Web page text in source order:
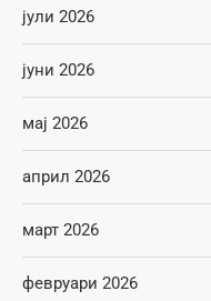
јули 2026
јуни 2026
мај 2026
април 2026
март 2026
февруари 2026